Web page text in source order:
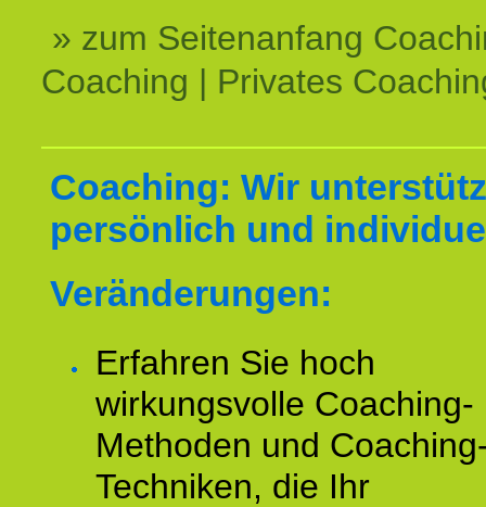
» zum Seitenanfang
Coaching | Privates
Coaching: Wir
persönlich und
Veränderungen:
Erfahren Sie hoch
wirkungsvolle Coaching-
Methoden und
Techniken, die Ihr